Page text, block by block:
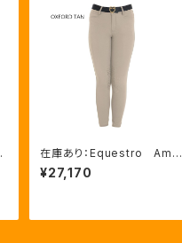
在庫あり：Equestro Aman
i Kids' unisex スリムフィッ
ト キュロット（ETK00002）
¥27,170